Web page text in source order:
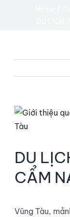
View
Larger
DU
CẨM
Vũng Tàu,